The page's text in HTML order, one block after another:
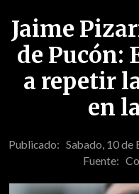
Jaime
de Pucón:
a repetir
en
Publicado: Sabado, 10 de
Fuente: